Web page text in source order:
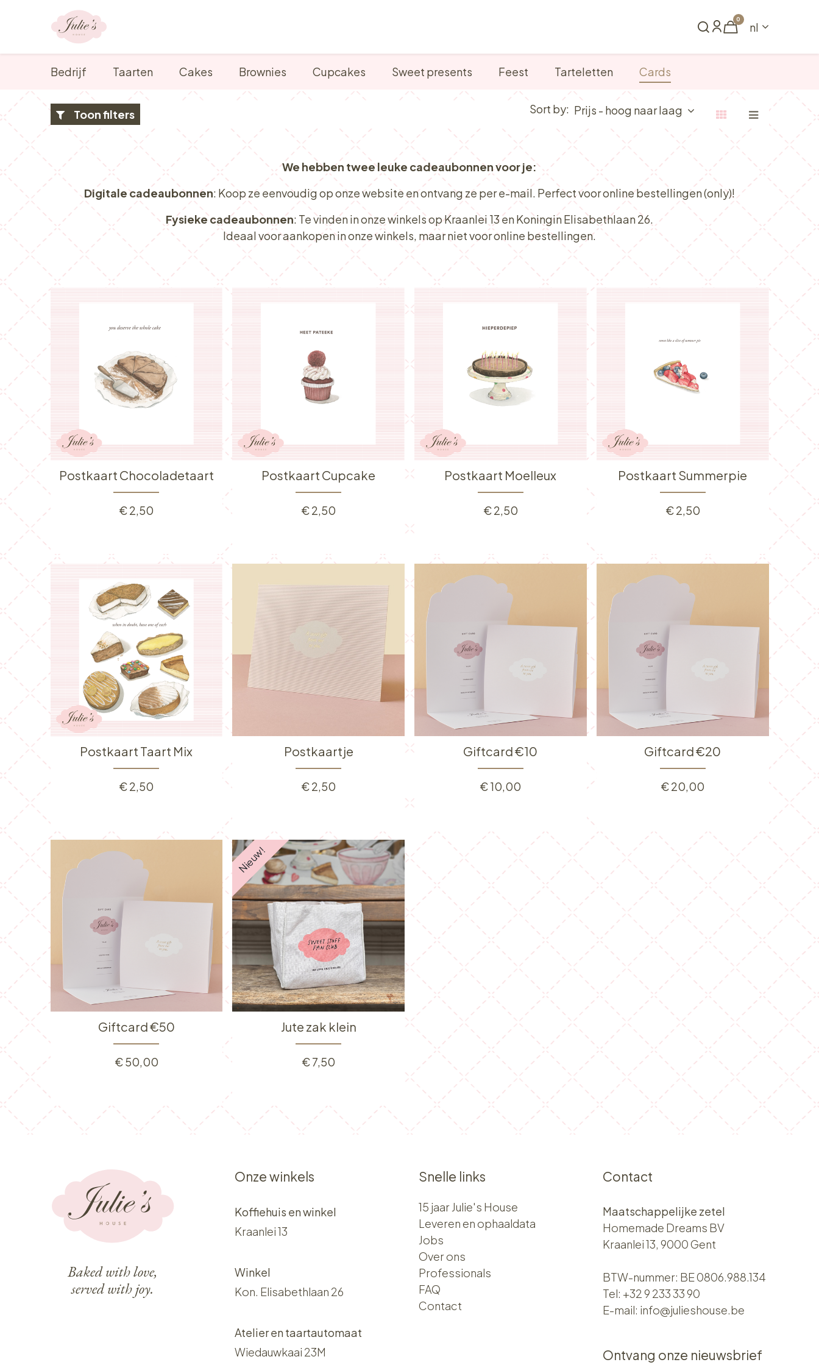
Overslaan naar inhoud
0
nl
Bedrijf Taarten Cakes Brownies Cupcakes Sweet presents Feest Tarteletten Cards
Toon filters Sort by: Prijs - hoog naar laag
We hebben twee leuke cadeaubonnen voor je:
Digitale cadeaubonnen: Koop ze eenvoudig op onze website en ontvang ze per e-mail. Perfect voor online bestellingen (only)!
Fysieke cadeaubonnen: Te vinden in onze winkels op Kraanlei 13 en Koningin Elisabethlaan 26.
Ideaal voor aankopen in onze winkels, maar niet voor online bestellingen.
Postkaart Chocoladetaart
€2,50
Postkaart Cupcake
€2,50
Postkaart Moelleux
€2,50
Postkaart Summerpie
€2,50
Postkaart Taart Mix
€2,50
Postkaartje
€2,50
Giftcard €10
€10,00
Giftcard €20
€20,00
Giftcard €50
€50,00
Nieuw!
Jute zak klein
€7,50
Baked with love,
served with joy.
Onze winkels
Koffiehuis en winkel
Kraanlei 13
Winkel
Kon. Elisabethlaan 26
Atelier en taartautomaat
Wiedauwkaai 23M
Snelle links
15 jaar Julie's House
Leveren en ophaaldata
Jobs
Over ons​​
Professionals
FAQ
Contact
Contact
Maatschappelijke zetel
Homemade Dreams BV
Kraanlei 13, 9000 Gent
BTW-nummer: BE 0806.988.134
Tel: +32 9 233 33 90
E-mail: info@julieshouse.be
Ontvang onze nieuwsbrief